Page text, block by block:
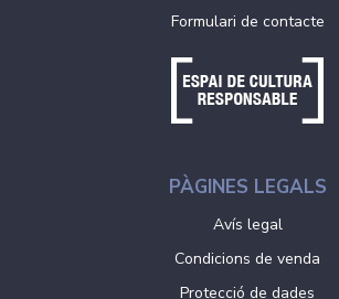
Formulari de contacte
PÀGINES LEGALS
Avís legal
Condicions de venda
Protecció de dades